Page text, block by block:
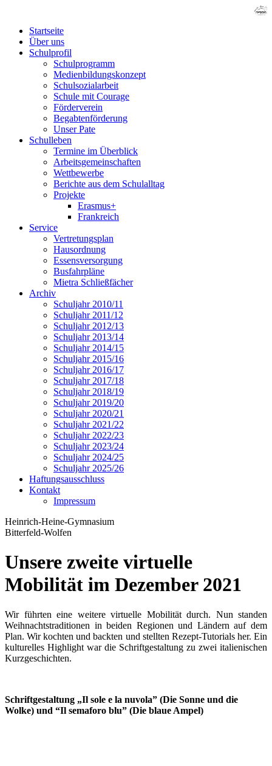
Startseite
Über uns
Schulprofil
Schulprogramm
Medienbildungskonzept
Schulsozialarbeit
Schule mit Courage
Förderverein
Begabtenförderung
Unser Pate
Schulleben
Termine im Überblick
Arbeitsgemeinschaften
Wettbewerbe
Berichte aus dem Schulalltag
Projekte
Erasmus+
Frankreich
Service
Vertretungsplan
Hausordnung
Essensversorgung
Busfahrpläne
Mietra Schließfächer
Archiv
Schuljahr 2010/11
Schuljahr 2011/12
Schuljahr 2012/13
Schuljahr 2013/14
Schuljahr 2014/15
Schuljahr 2015/16
Schuljahr 2016/17
Schuljahr 2017/18
Schuljahr 2018/19
Schuljahr 2019/20
Schuljahr 2020/21
Schuljahr 2021/22
Schuljahr 2022/23
Schuljahr 2023/24
Schuljahr 2024/25
Schuljahr 2025/26
Haftungsausschluss
Kontakt
Impressum
Heinrich-Heine-Gymnasium
Bitterfeld-Wolfen
Unsere zweite virtuelle
Mobilität im Dezember 2021
Wir führten eine weitere virtuelle Mobilität durch. Nun standen
Weihnachtstraditionen in beiden Regionen und Ländern auf dem
Plan. Wir kochten und backten und stellten Rezept-Tutorials her. Ein
kulturelles Highlight war die Schriftgestaltung zu zwei italienischen
Kurzgeschichten.
Schriftgestaltung „Il sole e la nuvola” (Die Sonne und die
Wolke) und “Il semaforo blu” (Die blaue Ampel)